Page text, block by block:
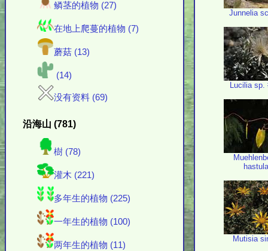
鳞茎的植物 (27)
在地上爬蔓的植物 (7)
蘑菇 (13)
(14)
没有资料 (69)
沿海山 (781)
樹 (78)
灌木 (221)
多年生的植物 (225)
一年生的植物 (100)
两年生的植物 (11)
Junnelia
Lucilia sp.
Mutisia